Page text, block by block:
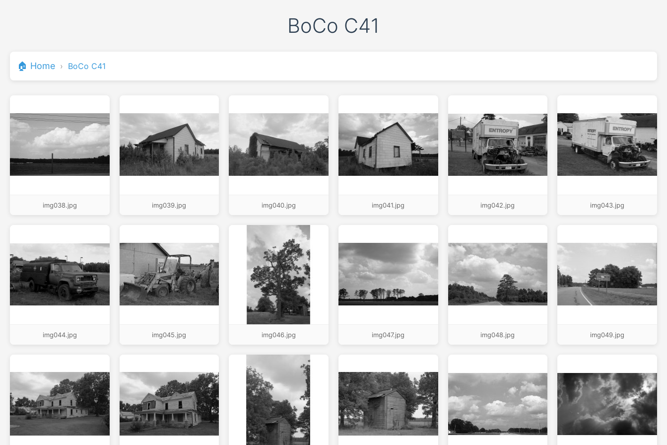
BoCo C41
🏠 Home › BoCo C41
img038.jpg img039.jpg img040.jpg img041.jpg img042.jpg img043.jpg
img044.jpg img045.jpg img046.jpg img047.jpg img048.jpg img049.jpg